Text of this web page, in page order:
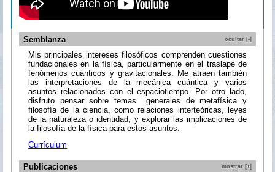
Semblanza ocultar [-]
Mis principales intereses filosóficos comprenden cuestiones
fundacionales en la física, particularmente en el traslape de
fenómenos cuánticos y gravitacionales. Me atraen también
las interpretaciones de la mecánica cuántica y varios
asuntos relacionados con el espaciotiempo. Por otro lado,
disfruto pensar sobre temas generales de metafísica y
filosofía de la ciencia, como relaciones interteóricas, leyes
de la naturaleza o identidad, y explorar las implicaciones de
la filosofía de la física para estos asuntos.
Currículum
Publicaciones mostrar [+]